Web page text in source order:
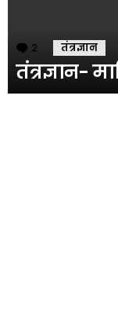
2 Comments
तंत्रज्ञान
तंत्रज्ञान-